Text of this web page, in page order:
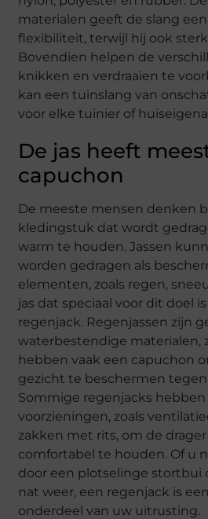
materialen geeft de slang
flexibiliteit, terwijl hij ook
Bovendien helpen de
knikken en verdraaien te
kan een tuinslang van
voor elke tuinier of
De jas heeft
capuchon
De meeste mensen denken
kledingstuk dat wordt
warm te houden. Jassen
worden gedragen als
elementen, zoals regen,
jas dat speciaal voor dit doel
regenjack. Regenjassen zijn
waterbestendige materialen,
hebben vaak een capuchon
gezicht te beschermen
Sommige regenjacks hebben
voorzieningen, zoals
zakken met rits, om de
comfortabel te houden. Of u
door een plotselinge stortbui
nat weer, een regenjack is
onderdeel van uw uitrusting.